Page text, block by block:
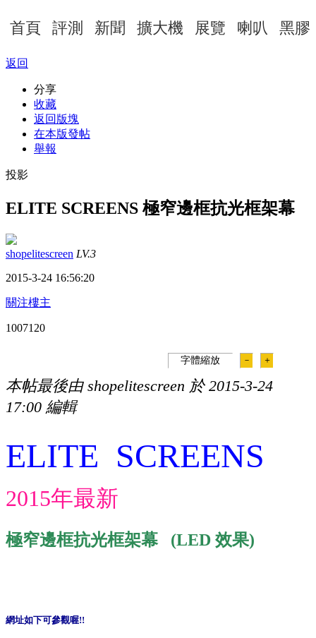
首頁 評測 新聞 擴大機 展覽 喇叭 黑膠
返回
分享
收藏
返回版塊
在本版發帖
舉報
投影
ELITE SCREENS 極窄邊框抗光框架幕
shopelitescreen LV.3
2015-3-24 16:56:20
關注樓主
1007120
字體縮放 － ＋
本帖最後由 shopelitescreen 於 2015-3-24
17:00 編輯
ELITE SCREENS
2015年最新
極窄邊框抗光框架幕(LED 效果)
網址如下可參觀喔!!